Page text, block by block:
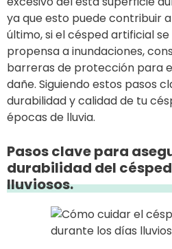
ya que esto puede contribuir
último, si el césped artificial
propensa a inundaciones,
barreras de protección para
dañe. Siguiendo estos pasos
durabilidad y calidad de tu
épocas de lluvia.
Pasos clave para
durabilidad del
lluviosos.